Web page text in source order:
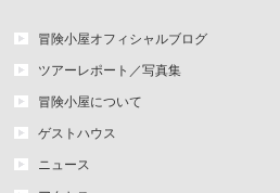
冒険小屋オフィシャルブログ
ツアーレポート／写真集
冒険小屋について
ゲストハウス
ニュース